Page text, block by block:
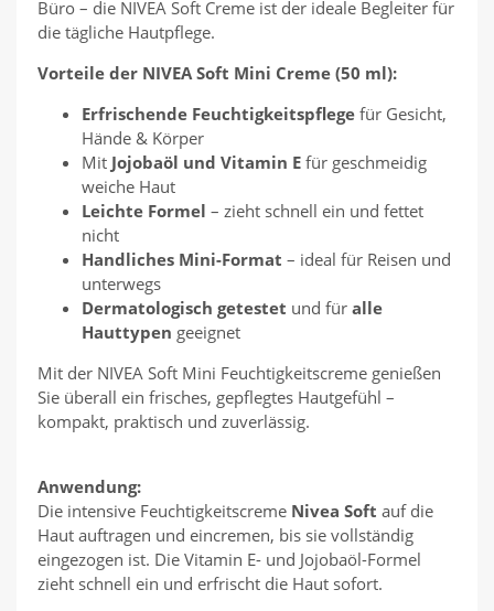
Büro – die NIVEA Soft Creme ist der ideale Begleiter für
die tägliche Hautpflege.
Vorteile der NIVEA Soft Mini Creme (50 ml):
Erfrischende Feuchtigkeitspflegefür Gesicht,
Hände & Körper
MitJojobaöl und Vitamin Efür geschmeidig
weiche Haut
Leichte Formel – zieht schnell ein und fettet
nicht
Handliches Mini-Format – ideal für Reisen und
unterwegs
Dermatologisch getestet und für alle
Hauttypen geeignet
Mit der NIVEA Soft Mini Feuchtigkeitscreme genießen
Sie überall ein frisches, gepflegtes Hautgefühl –
kompakt, praktisch und zuverlässig.
Anwendung:
Die intensive Feuchtigkeitscreme Nivea Soft auf die
Haut auftragen und eincremen, bis sie vollständig
eingezogen ist. Die Vitamin E- und Jojobaöl-Formel
zieht schnell ein und erfrischt die Haut sofort.